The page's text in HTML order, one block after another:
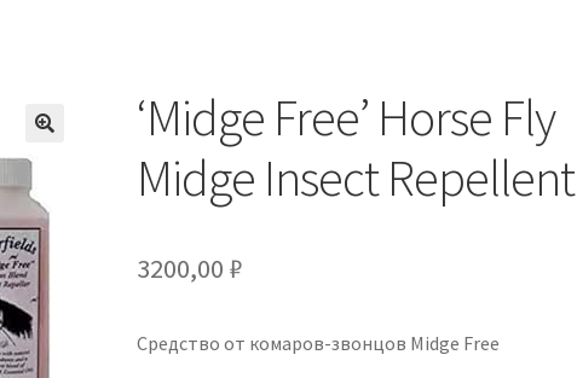
‘Midge Free’ Horse Fly
Midge Insect Repellent
3200,00₽
Средство от комаров-звонцов Midge Free